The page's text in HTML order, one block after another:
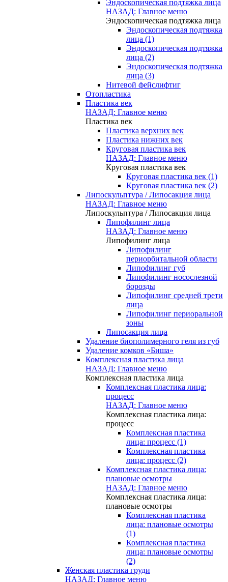
Эндоскопическая подтяжка лица
НАЗАД: Главное меню
Эндоскопическая подтяжка лица
Эндоскопическая подтяжка
лица (1)
Эндоскопическая подтяжка
лица (2)
Эндоскопическая подтяжка
лица (3)
Нитевой фейслифтиг
Отопластика
Пластика век
НАЗАД: Главное меню
Пластика век
Пластика верхних век
Пластика нижних век
Круговая пластика век
НАЗАД: Главное меню
Круговая пластика век
Круговая пластика век (1)
Круговая пластика век (2)
Липоскульптура / Липосакция лица
НАЗАД: Главное меню
Липоскульптура / Липосакция лица
Липофилинг лица
НАЗАД: Главное меню
Липофилинг лица
Липофилинг
периорбитальной области
Липофилинг губ
Липофилинг носослезной
борозды
Липофилинг средней трети
лица
Липофилинг периоральной
зоны
Липосакция лица
Удаление биополимерного геля из губ
Удаление комков «Биша»
Комплексная пластика лица
НАЗАД: Главное меню
Комплексная пластика лица
Комплексная пластика лица:
процесс
НАЗАД: Главное меню
Комплексная пластика лица:
процесс
Комплексная пластика
лица: процесс (1)
Комплексная пластика
лица: процесс (2)
Комплексная пластика лица:
плановые осмотры
НАЗАД: Главное меню
Комплексная пластика лица:
плановые осмотры
Комплексная пластика
лица: плановые осмотры
(1)
Комплексная пластика
лица: плановые осмотры
(2)
Женская пластика груди
НАЗАД: Главное меню